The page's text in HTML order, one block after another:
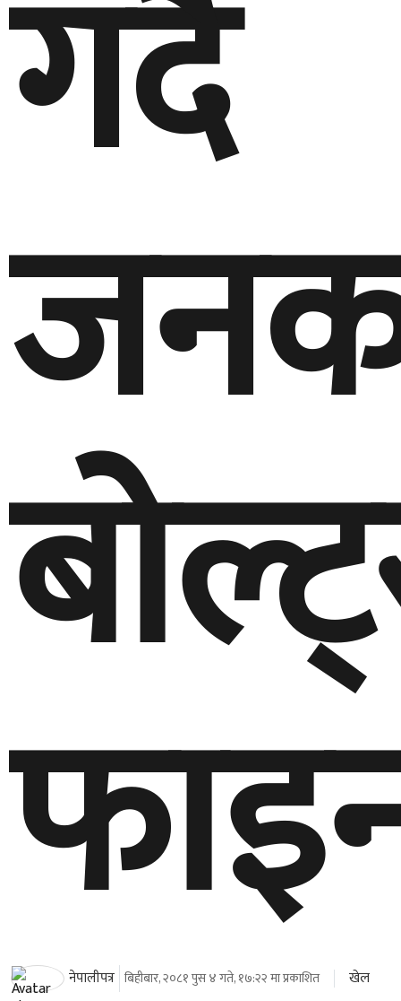
गर्दै
नेपालीपत्र बिहीबार, २०८१ पुस ४ गते, १७:२२ मा प्रकाशित खेल